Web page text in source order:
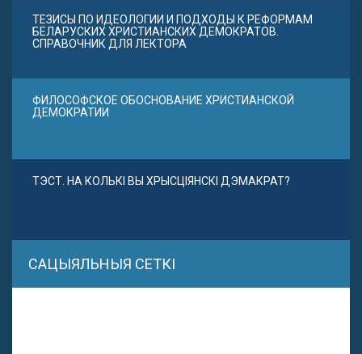
ТЕЗИСЫ ПО ИДЕОЛОГИИ И ПОДХОДЫ К РЕФОРМАМ
БЕЛАРУСКИХ ХРИСТИАНСКИХ ДЕМОКРАТОВ.
СПРАВОЧНИК ДЛЯ ЛЕКТОРА
ФИЛОСОФСКОЕ ОБОСНОВАНИЕ ХРИСТИАНСКОЙ
ДЕМОКРАТИИ
ТЭСТ. НА КОЛЬКІ ВЫ ХРЫСЦІЯНСКІ ДЭМАКРАТ?
САЦЫЯЛЬНЫЯ СЕТКІ